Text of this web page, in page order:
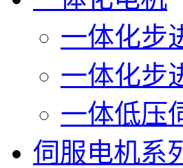
一体化步
一体化步
一体低压
伺服电机系